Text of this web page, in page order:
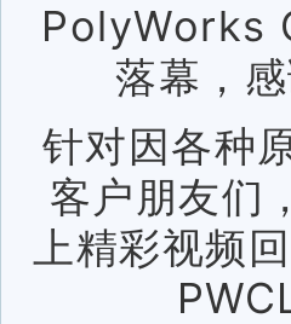
PolyWorks
落幕，
针对因各种
客户朋友们
上精彩视频
PWC